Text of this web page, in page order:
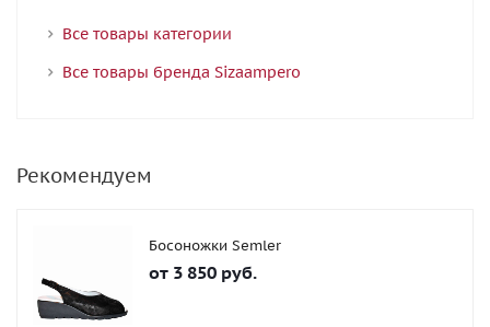
Все товары категории
Все товары бренда Sizaampero
Рекомендуем
Босоножки Semler
от 3 850 руб.